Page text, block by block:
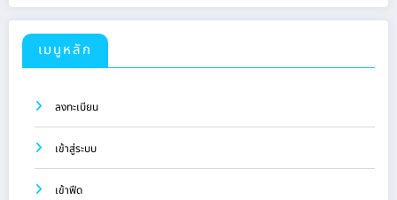
เมนูหลัก
ลงทะเบียน
เข้าสู่ระบบ
เข้าฟีด